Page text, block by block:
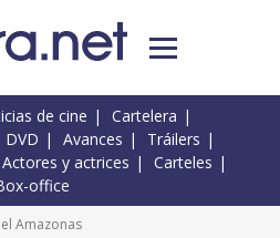
de cine
Cartelera
DVD Avances
Tráilers
Actores y actrices
Carteles
office
Amazonas